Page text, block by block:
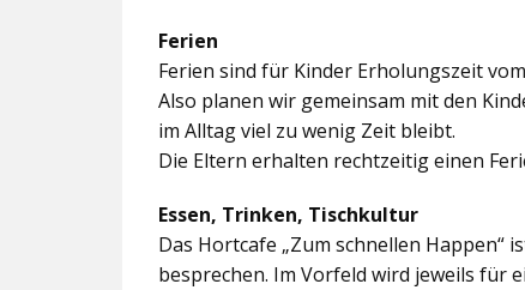
Ferien
Ferien sind für Kinder Erholungszeit
Also planen wir gemeinsam mit den
im Alltag viel zu wenig Zeit bleibt.
Die Eltern erhalten rechtzeitig einen
Essen, Trinken, Tischkultur
Das Hortcafe „Zum schnellen
besprechen. Im Vorfeld wird jeweils für